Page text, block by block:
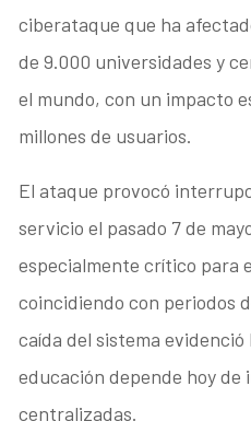
ciberataque que ha
de 9.000 universidades y
el mundo, con un impacto
millones de usuarios.
El ataque provocó
servicio el pasado 7 de
especialmente crítico para
coincidiendo con periodos
caída del sistema
educación depende hoy
centralizadas.